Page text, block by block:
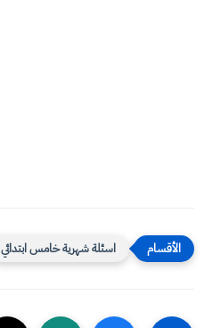
اسئلة شهرية خامس ابتدائي